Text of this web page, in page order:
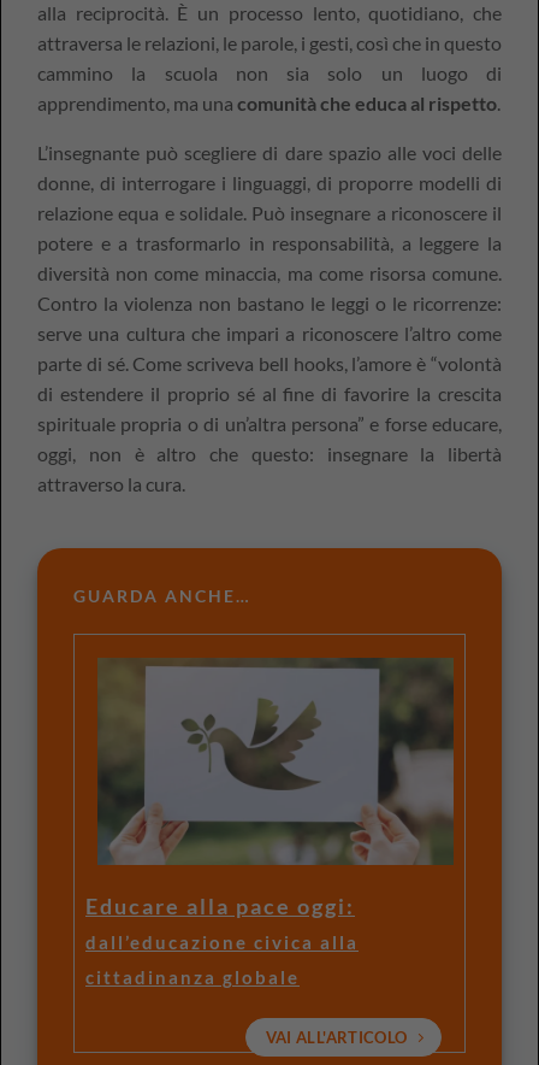
alla reciprocità. È un processo lento, quotidiano, che
attraversa le relazioni, le parole, i gesti, così che in questo
cammino la scuola non sia solo un luogo di
apprendimento, ma una comunità che educa al rispetto.
L’insegnante può scegliere di dare spazio alle voci delle
donne, di interrogare i linguaggi, di proporre modelli di
relazione equa e solidale. Può insegnare a riconoscere il
potere e a trasformarlo in responsabilità, a leggere la
diversità non come minaccia, ma come risorsa comune.
Contro la violenza non bastano le leggi o le ricorrenze:
serve una cultura che impari a riconoscere l’altro come
parte di sé. Come scriveva bell hooks, l’amore è “volontà
di estendere il proprio sé al fine di favorire la crescita
spirituale propria o di un’altra persona” e forse educare,
oggi, non è altro che questo: insegnare la libertà
attraverso la cura.
GUARDA ANCHE…
Educare alla pace oggi:
dall’educazione civica alla
cittadinanza globale
VAI ALL'ARTICOLO